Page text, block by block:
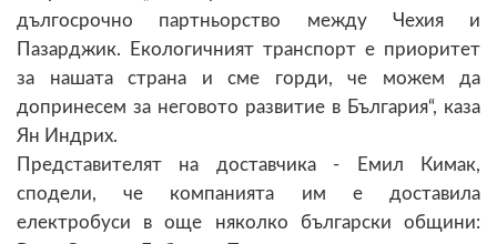
дългосрочно партньорство между Чехия и
Пазарджик. Екологичният транспорт е приоритет
за нашата страна и сме горди, че можем да
допринесем за неговото развитие в България“, каза
Ян Индрих.
Представителят на доставчика - Емил Кимак,
сподели, че компанията им е доставила
електробуси в още няколко български общини: